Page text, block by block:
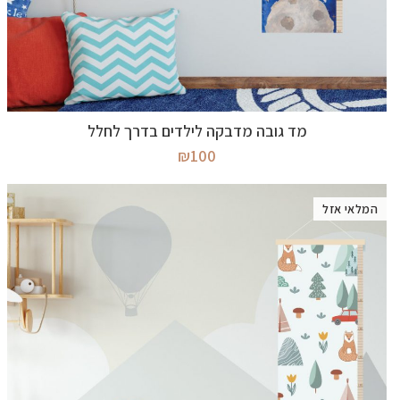
מידע נוסף
מד גובה מדבקה לילדים בדרך לחלל
₪100
המלאי אזל